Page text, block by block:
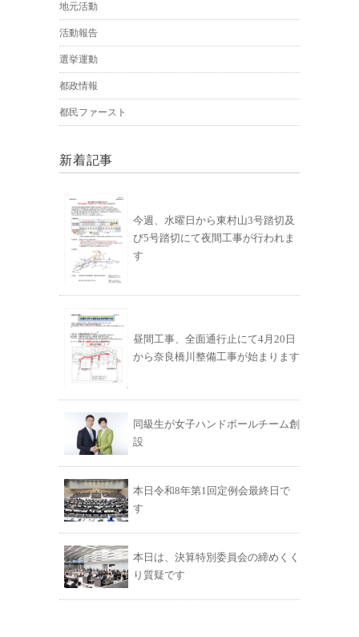
地元活動
活動報告
選挙運動
都政情報
都民ファースト
新着記事
今週、水曜日から東村山3号踏切及
び5号踏切にて夜間工事が行われま
す
昼間工事、全面通行止にて4月20日
から奈良橋川整備工事が始まります
同級生が女子ハンドボールチーム創
設
本日令和8年第1回定例会最終日で
す
本日は、決算特別委員会の締めくく
り質疑です